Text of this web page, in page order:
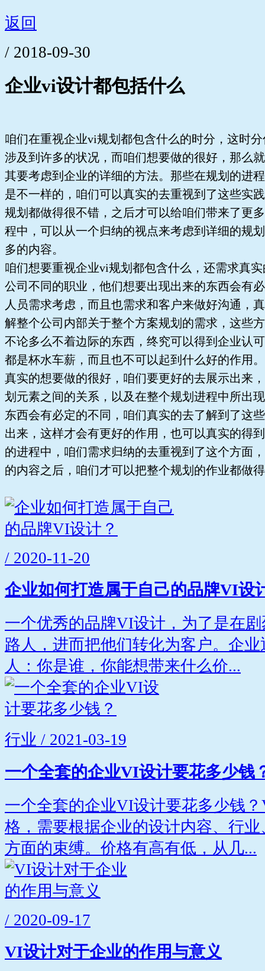
返回
/ 2018-09-30
企业vi设计都包括什么
咱们在重视企业vi规划都包含什么的时分，这时
涉及到许多的状况，而咱们想要做的很好，那么
其要考虑到企业的详细的方法。那些在规划的进
是不一样的，咱们可以真实的去重视到了这些实
规划都做得很不错，之后才可以给咱们带来了更
程中，可以从一个归纳的视点来考虑到详细的规
多的内容。
咱们想要重视企业vi规划都包含什么，还需求真
公司不同的职业，他们想要出现出来的东西会有
人员需求考虑，而且也需求和客户来做好沟通，
解整个公司内部关于整个方案规划的需求，这些
不论多么不着边际的东西，终究可以得到企业认
都是杯水车薪，而且也不可以起到什么好的作用。
真实的想要做的很好，咱们要更好的去展示出来
划元素之间的关系，以及在整个规划进程中所出
东西会有必定的不同，咱们真实的去了解到了这
出来，这样才会有更好的作用，也可以真实的得
的进程中，咱们需求归纳的去重视到了这个方面
的内容之后，咱们才可以把整个规划的作业都做
/ 2020-11-20
企业如何打造属于自己的品牌VI设
一个优秀的品牌VI设计，为了是在
路人，进而把他们转化为客户。企
人：你是谁，你能想带来什么价...
行业 / 2021-03-19
一个全套的企业VI设计要花多少钱
一个全套的企业VI设计要花多少钱
格，需要根据企业的设计内容、行
方面的束缚。价格有高有低，从几...
/ 2020-09-17
VI设计对于企业的作用与意义